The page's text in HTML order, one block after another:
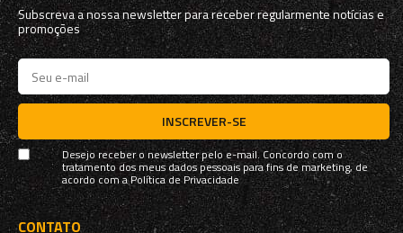
Subscreva a nossa newsletter para receber regularmente notícias e
promoções
INSCREVER-SE
Desejo receber o newsletter pelo e-mail. Concordo com o
tratamento dos meus dados pessoais para fins de marketing, de
acordo com aPolítica de Privacidade
CONTATO